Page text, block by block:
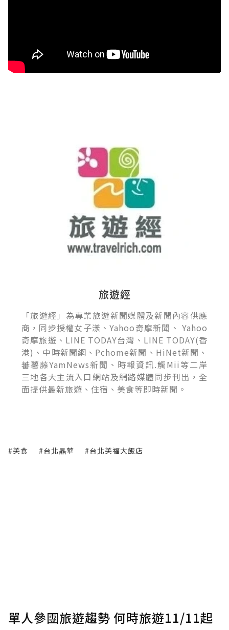
旅遊經
「旅遊經」為專業旅遊新聞媒體及新聞內容供應
商，同步授權女子漾、Yahoo奇摩新聞、 Yahoo
奇摩旅遊、LINE TODAY台灣、LINE TODAY(香
港)、中時新聞網、Pchome新聞、HiNet新聞、
蕃薯藤YamNews新聞、時報資訊.觸Mii等二岸
三地各大主流入口網站及網路媒體同步刊出，全
面提供最新旅遊、住宿、美食等即時新聞。
#美食 #台北晶華 #台北美福大飯店
單人參團旅遊趨勢 何時旅遊11/11起